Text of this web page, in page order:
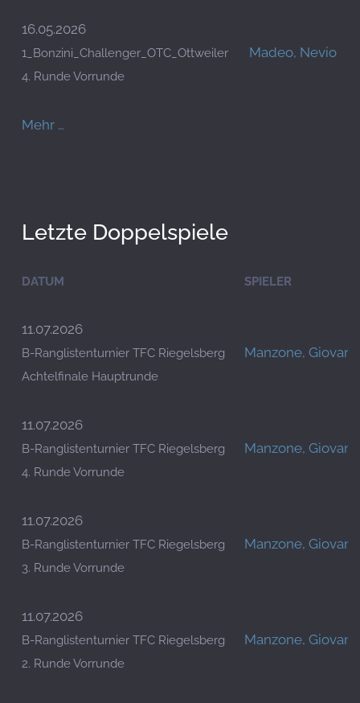
16.05.2026
1_Bonzini_Challenger_OTC_Ottweiler
4. Runde Vorrunde
Madeo, Nevio
Mehr …
Letzte Doppelspiele
DATUM SPIELER
11.07.2026
B-Ranglistenturnier TFC Riegelsberg
Achtelfinale Hauptrunde
Manzone,
11.07.2026
B-Ranglistenturnier TFC Riegelsberg
4. Runde Vorrunde
Manzone,
11.07.2026
B-Ranglistenturnier TFC Riegelsberg
3. Runde Vorrunde
Manzone,
11.07.2026
B-Ranglistenturnier TFC Riegelsberg
2. Runde Vorrunde
Manzone,